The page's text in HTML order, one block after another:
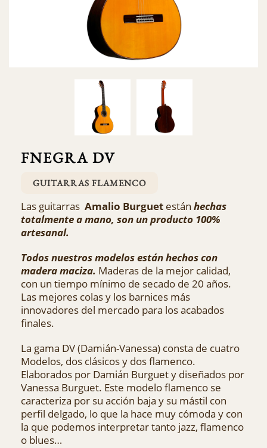
FNEGRA DV
GUITARRAS FLAMENCO
Las guitarras Amalio Burguet están hechas
totalmente a mano, son un producto 100%
artesanal.
Todos nuestros modelos están hechos con
madera maciza. Maderas de la mejor calidad,
con un tiempo mínimo de secado de 20 años.
Las mejores colas y los barnices más
innovadores del mercado para los acabados
finales.
La gama DV (Damián-Vanessa) consta de cuatro
Modelos, dos clásicos y dos flamenco.
Elaborados por Damián Burguet y diseñados por
Vanessa Burguet. Este modelo flamenco se
caracteriza por su acción baja y su mástil con
perfil delgado, lo que la hace muy cómoda y con
la que podemos interpretar tanto jazz, flamenco
o blues…